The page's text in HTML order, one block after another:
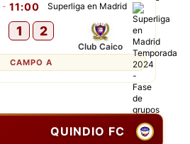
Superliga en Madrid
- 11:00
1 2
Club Caico
CAMPO A
QUINDIO FC